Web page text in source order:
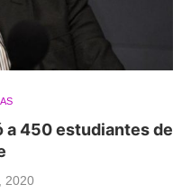
a 450 estudiantes de
2020